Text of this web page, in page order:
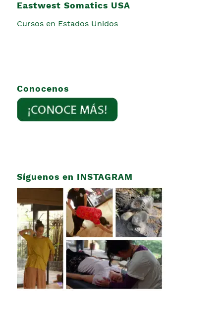
Eastwest Somatics USA
Cursos en Estados Unidos
Conocenos
Síguenos en INSTAGRAM